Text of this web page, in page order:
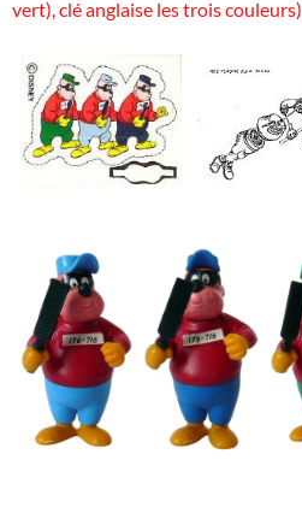
vert), clé anglaise les trois couleurs)